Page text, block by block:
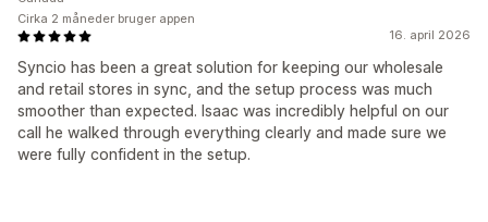
16. april 2026
Syncio has been a great solution for keeping our wholesale
and retail stores in sync, and the setup process was much
smoother than expected. Isaac was incredibly helpful on our
call he walked through everything clearly and made sure we
were fully confident in the setup.
Cirka 2 måneder bruger appen